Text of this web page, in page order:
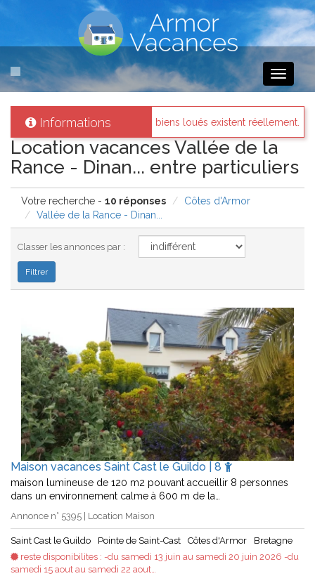
Toggle
Informations
biens loués existent réellement. Messages des
Location vacances Vallée de la
Rance - Dinan... entre particuliers
Votre recherche - 10 réponses
Côtes d'Armor
Vallée de la Rance - Dinan...
Classer les annonces par :
Maison vacances Saint Cast le Guildo | 8
maison lumineuse de 120 m2 pouvant accueillir 8 personnes
dans un environnement calme à 600 m de la…
Annonce n° 5395 | Location Maison
Saint Cast le Guildo Pointe de Saint-Cast Côtes d'Armor
Bretagne
reste disponibilites : -du samedi 13 juin au samedi 20 juin 2026 -du
samedi 15 aout au samedi 22 aout…